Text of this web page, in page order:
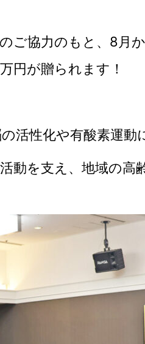
ご協力のもと、8月
円が贈られます！
活性化や有酸素運動
動を支え、地域の